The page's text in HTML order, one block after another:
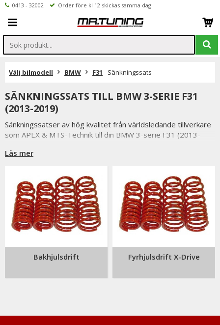
0413 - 32002 Order före kl 12 skickas samma dag
Välj bilmodell BMW F31 Sänkningssats
SÄNKNINGSSATS TILL BMW 3-SERIE F31
(2013-2019)
Sänkningssatser av hög kvalitet från världsledande tillverkare
som APEX & MTS-Technik till din BMW 3-serie F31 (2013-
Med en sänkningssats monterad blir din bil både lägre och
bättre på vägen.
Vi håller alltid konkurrenskraftiga priser utan att tumma på
kvaliteten hos sänkningssatserna & vi strävar alltid efter att
erbjuda en så god service som möjligt samt snabba
leveranser. Ordrar lagda före kl 12.00 skickas samma dag.
Läs mer
Bakhjulsdrift Fyrhjulsdrift X-Drive